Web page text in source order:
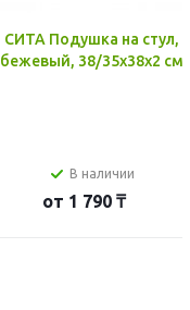
СИТА Подушка на стул,
бежевый, 38/35x38x2 см
В наличии
от 1 790 ₸